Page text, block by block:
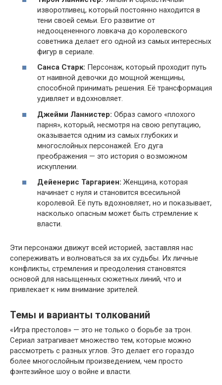
изворотливец, который постоянно находится в
тени своей семьи. Его развитие от
недооцененного ловкача до королевского
советника делает его одной из самых интересных
фигур в сериале.
Санса Старк: Персонаж, который проходит путь
от наивной девочки до мощной женщины,
способной принимать решения. Её трансформация
удивляет и вдохновляет.
Джейми Ланнистер: Образ самого «плохого
парня», который, несмотря на свою репутацию,
оказывается одним из самых глубоких и
многослойных персонажей. Его дуга
преображения — это история о возможном
искуплении.
Дейенерис Таргариен: Женщина, которая
начинает с нуля и становится всесильной
королевой. Её путь вдохновляет, но и показывает,
насколько опасным может быть стремление к
власти.
Эти персонажи движут всей историей, заставляя нас
сопереживать и волноваться за их судьбы. Их личные
конфликты, стремления и преодоления становятся
основой для насыщенных сюжетных линий, что и
привлекает к ним внимание зрителей.
Темы и варианты толкований
«Игра престолов» — это не только о борьбе за трон.
Сериал затрагивает множество тем, которые можно
рассмотреть с разных углов. Это делает его гораздо
более многослойным произведением, чем просто
фэнтезийное шоу о войне и власти.